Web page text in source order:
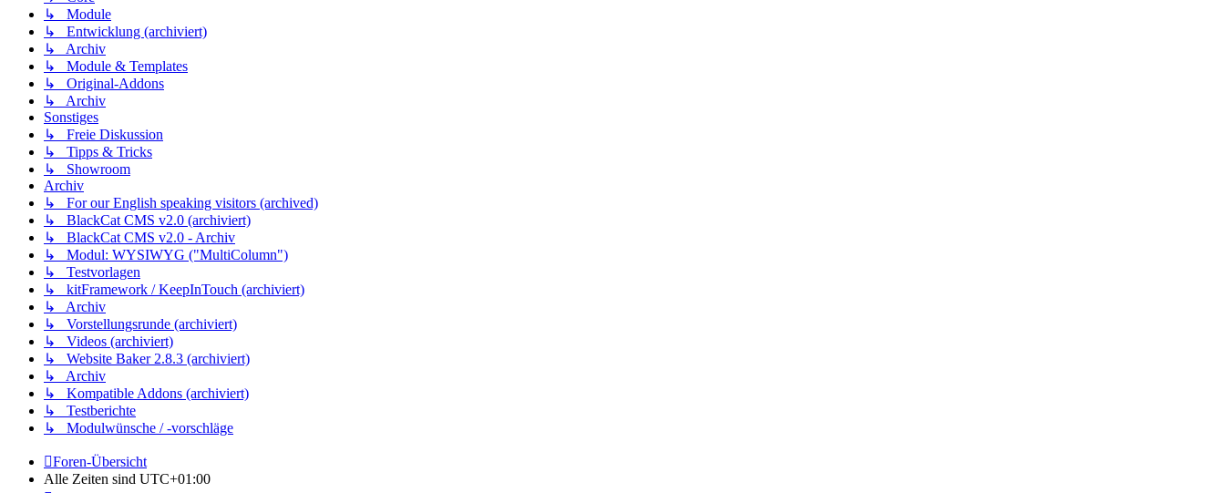
↳ Module
↳ Entwicklung (archiviert)
↳ Archiv
↳ Module & Templates
↳ Original-Addons
↳ Archiv
Sonstiges
↳ Freie Diskussion
↳ Tipps & Tricks
↳ Showroom
Archiv
↳ For our English speaking visitors (archived)
↳ BlackCat CMS v2.0 (archiviert)
↳ BlackCat CMS v2.0 - Archiv
↳ Modul: WYSIWYG ("MultiColumn")
↳ Testvorlagen
↳ kitFramework / KeepInTouch (archiviert)
↳ Archiv
↳ Vorstellungsrunde (archiviert)
↳ Videos (archiviert)
↳ Website Baker 2.8.3 (archiviert)
↳ Archiv
↳ Kompatible Addons (archiviert)
↳ Testberichte
↳ Modulwünsche / -vorschläge
Foren-Übersicht
Alle Zeiten sind UTC+01:00